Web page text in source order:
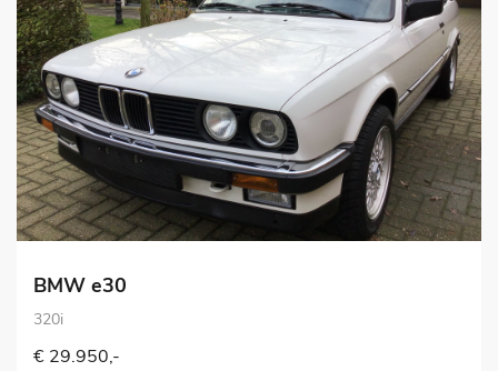
BMW e30
320i
€ 29.950,-